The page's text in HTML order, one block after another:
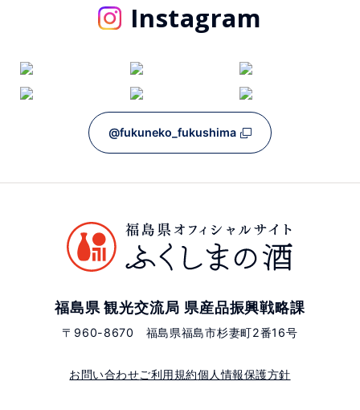
Instagram
@fukuneko_fukushima
福島県 観光交流局 県産品振興戦略課
〒960-8670 福島県福島市杉妻町2番16号
お問い合わせご利用規約個人情報保護方針